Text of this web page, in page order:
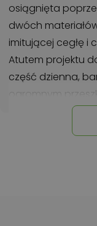
osiągnięta
dwóch
imitującej cegłę i
Atutem projektu
część dzienna,
ogromnym
salonu i jadalni
większe, a
dopełniona